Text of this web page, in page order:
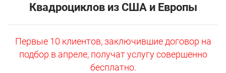
Квадроциклов из США и Европы
Первые 10 клиентов, заключившие договор на
подбор в апреле, получат услугу совершенно
бесплатно.